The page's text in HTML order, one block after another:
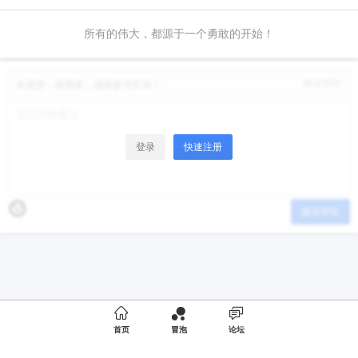
所有的伟大，都源于一个勇敢的开始！
登录 快速注册

首页 冒泡 论坛